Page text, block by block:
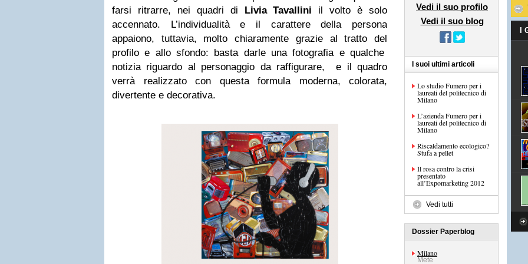
farsi ritrarre, nei quadri di Livia Tavallini il volto è solo
accennato. L’individualità e il carattere della persona
appaiono, tuttavia, molto chiaramente grazie al tratto del
profilo e allo sfondo: basta darle una fotografia e qualche
notizia riguardo al personaggio da raffigurare, e il quadro
verrà realizzato con questa formula moderna, colorata,
divertente e decorativa.
Vedi il suo profilo
Vedi il suo blog
I suoi ultimi articoli
Lo studio Fumero per i
laureati del politecnico di
Milano
L’azienda Fumero per i
laureati del politecnico di
Milano
Riscaldamento ecologico?
Stufa a pellet
Il rosa contro la crisi
presentato
all’Expomarketing 2012
Vedi tutti
Dossier Paperblog
Milano
Mete
I